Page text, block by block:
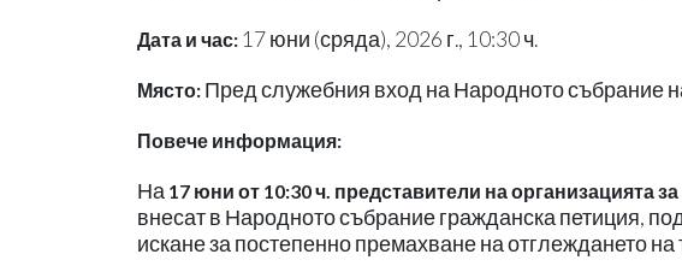
Дата и час: 17 юни (сряда), 2026 г., 10:30 ч.
Място: Пред служебния вход на Народното събрание
Повече информация:
На 17 юни от 10:30 ч. представители на организацията
внесат в Народното събрание гражданска петиция,
искане за постепенно премахване на отглеждането